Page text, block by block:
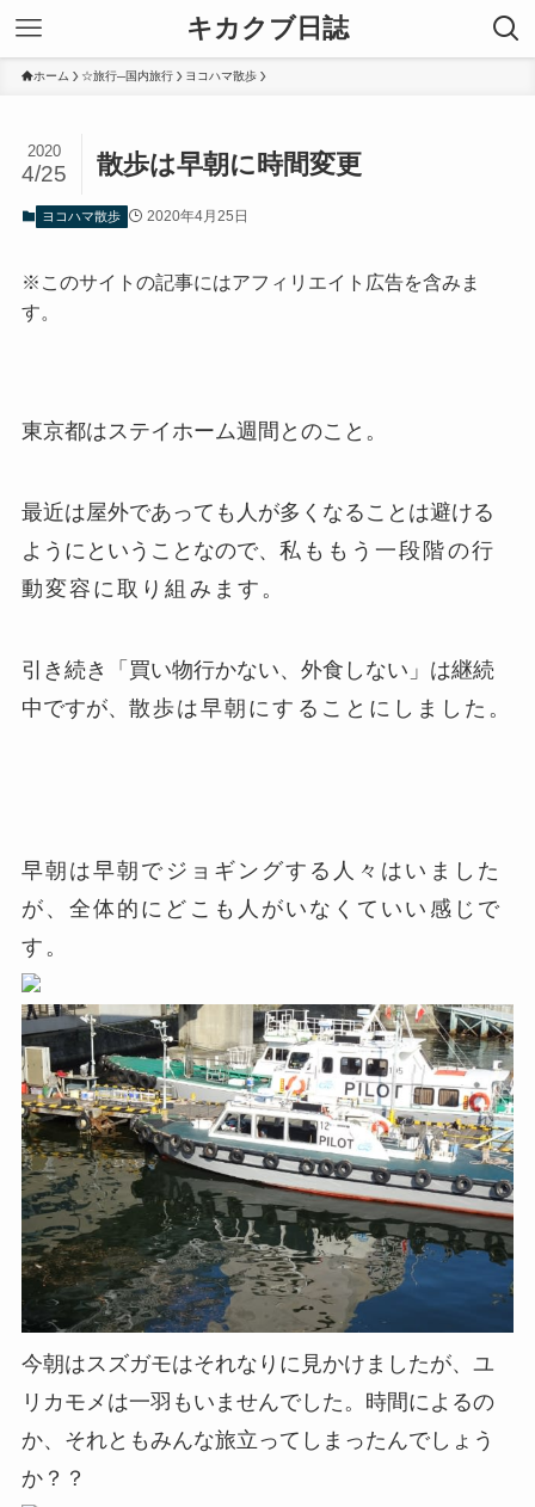
キカクブ日誌
ホーム ☆旅行─国内旅行 ヨコハマ散歩
散歩は早朝に時間変更
2020
4/25
ヨコハマ散歩 2020年4月25日
※このサイトの記事にはアフィリエイト広告を含みま
す。
東京都はステイホーム週間とのこと。
最近は屋外であっても人が多くなることは避ける
ようにということなので、 私ももう一段階の行
動変容に取り組みます。
引き続き「買い物行かない、外食しない」は継続
中ですが、 散歩は早朝にすることにしました。
早朝は早朝で ジョギングする人々はいました
が、全体的にどこも人がいなくていい感じで
す。
今朝はスズガモはそれなりに見かけましたが、ユ
リカモメは一羽もいませんでした。時間によるの
か、それともみんな旅立ってしまったんでしょう
か？？